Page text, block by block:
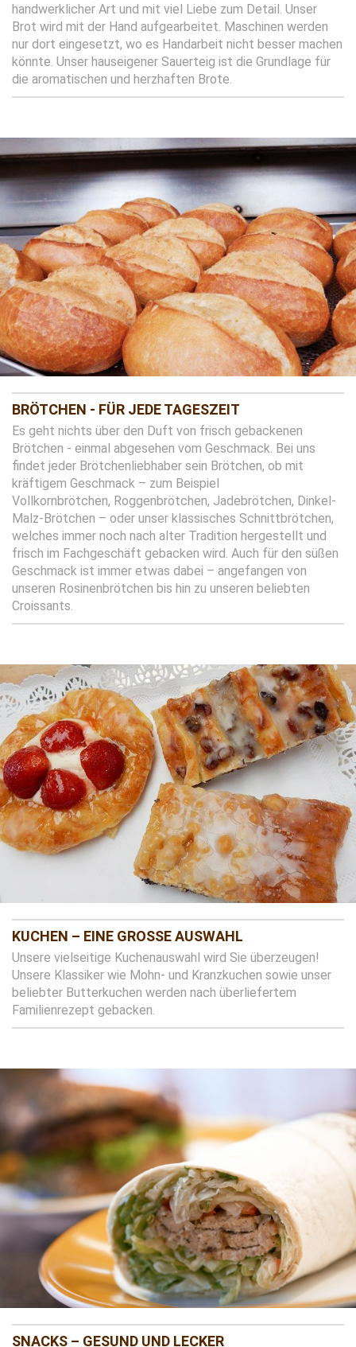
handwerklicher Art und mit viel Liebe zum Detail. Unser
Brot wird mit der Hand aufgearbeitet. Maschinen werden
nur dort eingesetzt, wo es Handarbeit nicht besser machen
könnte. Unser hauseigener Sauerteig ist die Grundlage für
die aromatischen und herzhaften Brote.
BRÖTCHEN - FÜR JEDE TAGESZEIT
Es geht nichts über den Duft von frisch gebackenen
Brötchen - einmal abgesehen vom Geschmack. Bei uns
findet jeder Brötchenliebhaber sein Brötchen, ob mit
kräftigem Geschmack – zum Beispiel
Vollkornbrötchen, Roggenbrötchen, Jadebrötchen, Dinkel-
Malz-Brötchen – oder unser klassisches Schnittbrötchen,
welches immer noch nach alter Tradition hergestellt und
frisch im Fachgeschäft gebacken wird. Auch für den süßen
Geschmack ist immer etwas dabei – angefangen von
unseren Rosinenbrötchen bis hin zu unseren beliebten
Croissants.
KUCHEN – EINE GROSSE AUSWAHL
Unsere vielseitige Kuchenauswahl wird Sie überzeugen!
Unsere Klassiker wie Mohn- und Kranzkuchen sowie unser
beliebter Butterkuchen werden nach überliefertem
Familienrezept gebacken.
SNACKS – GESUND UND LECKER